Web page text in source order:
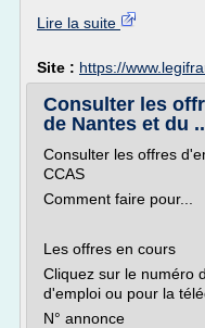
Lire la suite
Site : https://
Consulter les
de Nantes et du
Consulter les offres
CCAS
Comment faire pour...
Les offres en cours
Cliquez sur le numéro
d'emploi ou pour la
N° annonce